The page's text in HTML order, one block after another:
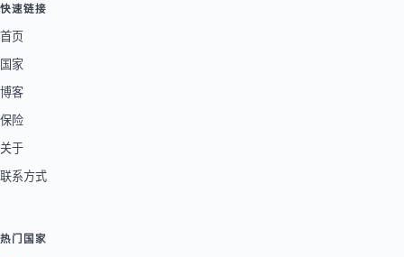
快速链接
首页
国家
博客
保险
关于
联系方式
热门国家